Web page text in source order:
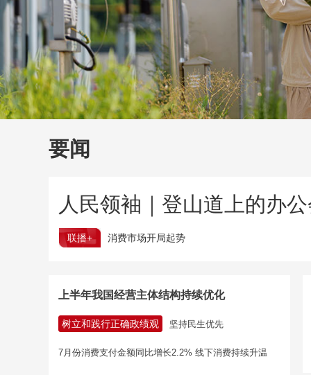
CCTV.节目官网 直播 栏目 片库
要闻
人民领袖｜登山道上的办
联播+ 消费市场开局起势
上半年我国经营主体结构持续优化
树立和践行正确政绩观 坚持民生优先
7月份消费支付金额同比增长2.2% 线下消费持续升温